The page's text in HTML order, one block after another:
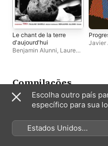
Le chant de la terre
d'aujourd'hui
Benjamin Alunni, Laurent
Javier
Compilações
Escolha outro país
específico para sua
Estados Unidos
(Português Brasil)